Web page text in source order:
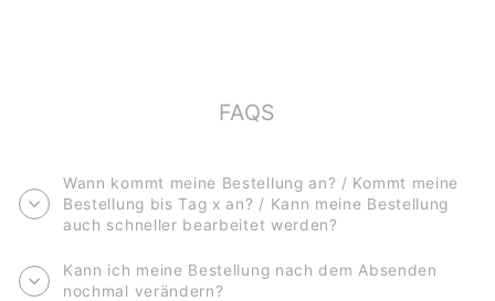
FAQS
Wann kommt meine Bestellung an? / Kommt meine
Bestellung bis Tag x an? / Kann meine Bestellung
auch schneller bearbeitet werden?
Kann ich meine Bestellung nach dem Absenden
nochmal verändern?